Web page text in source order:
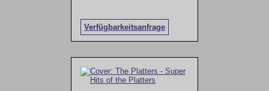
Verfügbarkeitsanfrage